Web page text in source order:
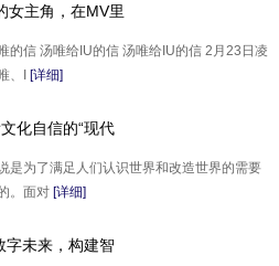
女主角，在MV里
的信 汤唯给IU的信 汤唯给IU的信 2月23日凌
、I
[详细]
化自信的“现代
是为了满足人们认识世界和改造世界的需要
。面对 [详细]
字未来，构建智